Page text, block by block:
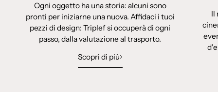
Ogni oggetto ha una storia: alcuni sono
pronti per iniziarne una nuova. Affidaci i tuoi
pezzi di design: Triplef si occuperà di ogni
passo, dalla valutazione al trasporto.
Scopri di più
Il